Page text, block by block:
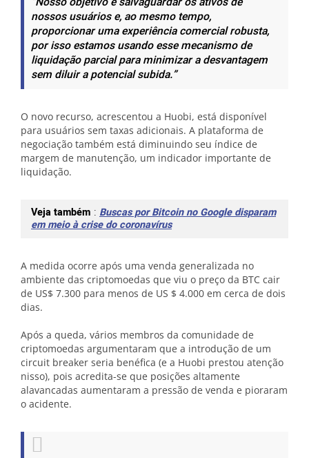
nossos usuários e, ao mesmo tempo,
proporcionar uma experiência comercial robusta,
por isso estamos usando esse mecanismo de
liquidação parcial para minimizar a desvantagem
sem diluir a potencial subida.”
O novo recurso, acrescentou a Huobi, está disponível
para usuários sem taxas adicionais. A plataforma de
negociação também está diminuindo seu índice de
margem de manutenção, um indicador importante de
liquidação.
Veja também : Buscas por Bitcoin no Google disparam
em meio à crise do coronavírus
A medida ocorre após uma venda generalizada no
ambiente das criptomoedas que viu o preço da BTC cair
de US$ 7.300 para menos de US $ 4.000 em cerca de dois
dias.
Após a queda, vários membros da comunidade de
criptomoedas argumentaram que a introdução de um
circuit breaker seria benéfica (e a Huobi prestou atenção
nisso), pois acredita-se que posições altamente
alavancadas aumentaram a pressão de venda e pioraram
o acidente.